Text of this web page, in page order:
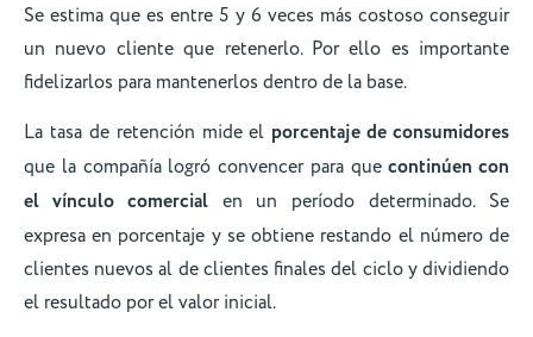
Se estima que es entre 5 y 6 veces más costoso conseguir
un nuevo cliente que retenerlo. Por ello es importante
fidelizarlos para mantenerlos dentro de la base.
La tasa de retención mide el porcentaje de consumidores
que la compañía logró convencer para quecontinúen con
el vínculo comercialen un período determinado. Se
expresa en porcentaje y se obtiene restando el número de
clientes nuevos al de clientes finales del ciclo y dividiendo
el resultado por el valor inicial.